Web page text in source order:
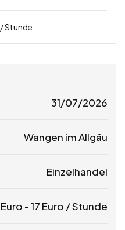
/ Stunde
31/07/2026
Wangen im Allgäu
Einzelhandel
Euro -17 Euro / Stunde